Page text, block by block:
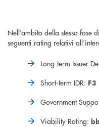
Nell’ambito della stessa fase
seguenti rating relativi
Long-term Issuer
Short-term IDR: F3
Government
Viability Rating: